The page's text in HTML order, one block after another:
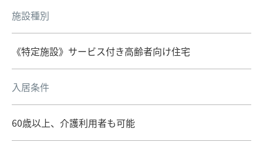
施設種別
《特定施設》サービス付き高齢者向け住宅
入居条件
60歳以上、介護利用者も可能